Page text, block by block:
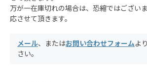
万が一在庫切れの場合は、恐縮ではござい
応させて頂きます。
メール、またはお問い合わせフォームよ
さい。